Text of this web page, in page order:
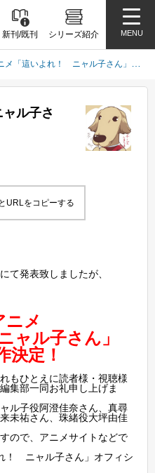
新刊/既刊 シリーズ紹介 MENU
「這いよれ！ ニャル子さん」第２期製作決定
ル子さ
URLをコピーする
て発表致しましたが、
ニメ
ャル子さん」
決定！
もひとえに読者様・視聴様
集部一同お礼申し上げま
ル子役阿澄佳奈さん、真尋
未祐さん、珠緒役大坪由佳
ので、アニメサイトなどで
！ ニャル子さん」オフィシ